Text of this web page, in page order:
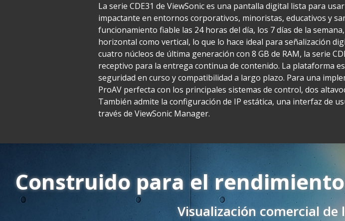
La serie CDE31 de ViewSonic es una pantalla digital lista para
impactante en entornos corporativos, minoristas, educativos y
funcionamiento fiable las 24 horas del día, los 7 días de la
horizontal como vertical, lo que lo hace ideal para señalización
cuatro núcleos de última generación con 8 GB de RAM, la serie
receptivo para la entrega continua de contenido. La plataforma
seguridad en curso y compatibilidad a largo plazo. Para una
ProAV perfecta con los principales sistemas de control, dos
También admite la configuración de IP estática, una interfaz de
través de ViewSonic Manager.
Construido para el
Visualización comercial de